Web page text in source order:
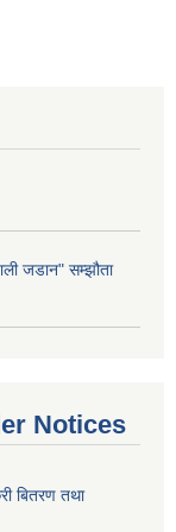
जडान" सम्झौता
Notices
बितरण तथा